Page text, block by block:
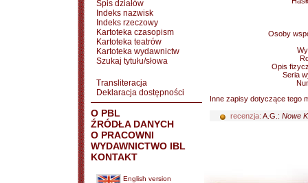
Spis działów
Indeks nazwisk
Indeks rzeczowy
Kartoteka czasopism
Kartoteka teatrów
Kartoteka wydawnictw
Szukaj tytułu/słowa
Transliteracja
Deklaracja dostępności
O PBL
ŹRÓDŁA DANYCH
O PRACOWNI
WYDAWNICTWO IBL
KONTAKT
English version
Osoby
Opis
Seria
Inne zapisy dotyczące tego
recenzja: A.G.: Nowe